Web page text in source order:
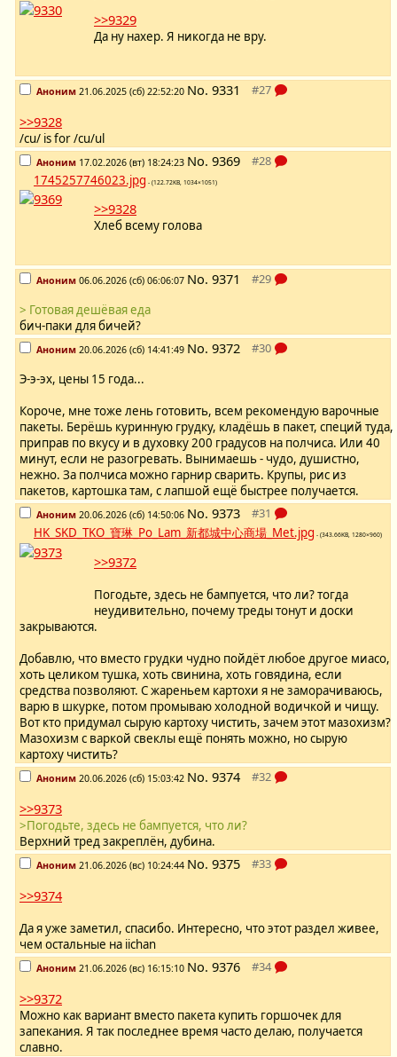
>>9329
Да ну нахер. Я никогда не вру.
Аноним 21.06.2025 (сб) 22:52:20 No. 9331
>>9328
/cu/ is for /cu/ul
Аноним 17.02.2026 (вт) 18:24:23 No. 9369
1745257746023.jpg - (122.72KB, 1034×1051)
>>9328
Хлеб всему голова
Аноним 06.06.2026 (сб) 06:06:07 No. 9371
> Готовая дешёвая еда
бич-паки для бичей?
Аноним 20.06.2026 (сб) 14:41:49 No. 9372
Э-э-эх, цены 15 года...
Короче, мне тоже лень готовить, всем рекомендую варочные
пакеты. Берёшь куринную грудку, кладёшь в пакет, специй туда,
приправ по вкусу и в духовку 200 градусов на полчиса. Или 40
минут, если не разогревать. Вынимаешь - чудо, душистно,
нежно. За полчиса можно гарнир сварить. Крупы, рис из
пакетов, картошка там, с лапшой ещё быстрее получается.
Аноним 20.06.2026 (сб) 14:50:06 No. 9373
HK_SKD_TKO_寶琳_Po_Lam_新都城中心商場_Met.jpg - (343.66KB, 1280×960)
>>9372
Погодьте, здесь не бампуется, что ли? тогда
неудивительно, почему треды тонут и доски
закрываются.
Добавлю, что вместо грудки чудно пойдёт любое другое миасо,
хоть целиком тушка, хоть свинина, хоть говядина, если
средства позволяют. С жареньем картохи я не заморачиваюсь,
варю в шкурке, потом промываю холодной водичкой и чищу.
Вот кто придумал сырую картоху чистить, зачем этот мазохизм?
Мазохизм с варкой свеклы ещё понять можно, но сырую
картоху чистить?
Аноним 20.06.2026 (сб) 15:03:42 No. 9374
>>9373
>Погодьте, здесь не бампуется, что ли?
Верхний тред закреплён, дубина.
Аноним 21.06.2026 (вс) 10:24:44 No. 9375
>>9374
Да я уже заметил, спасибо. Интересно, что этот раздел живее,
чем остальные на iichan
Аноним 21.06.2026 (вс) 16:15:10 No. 9376
>>9372
Можно как вариант вместо пакета купить горшочек для
запекания. Я так последнее время часто делаю, получается
славно.